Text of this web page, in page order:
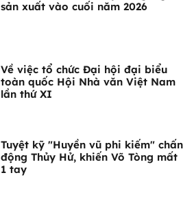
sản xuất vào cuối năm 2026
Về việc tổ chức Đại hội đại biểu
toàn quốc Hội Nhà văn Việt Nam
lần thứ XI
Tuyệt kỹ "Huyền vũ phi kiếm" chấn
động Thủy Hử, khiến Võ Tòng mất
1 tay